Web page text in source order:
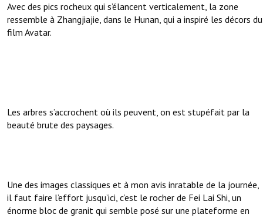
Avec des pics rocheux qui s’élancent verticalement, la zone
ressemble à Zhangjiajie, dans le Hunan, qui a inspiré les décors du
film Avatar.
Les arbres s’accrochent où ils peuvent, on est stupéfait par la
beauté brute des paysages.
Une des images classiques et à mon avis inratable de la journée,
il faut faire l’effort jusqu’ici, c’est le rocher de Fei Lai Shi, un
énorme bloc de granit qui semble posé sur une plateforme en